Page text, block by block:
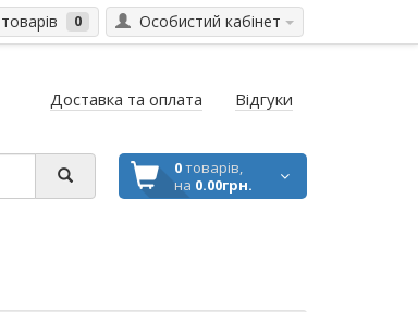
0 Особистий кабінет
Доставка та оплата Відгуки
0товарів,
на 0.00грн.